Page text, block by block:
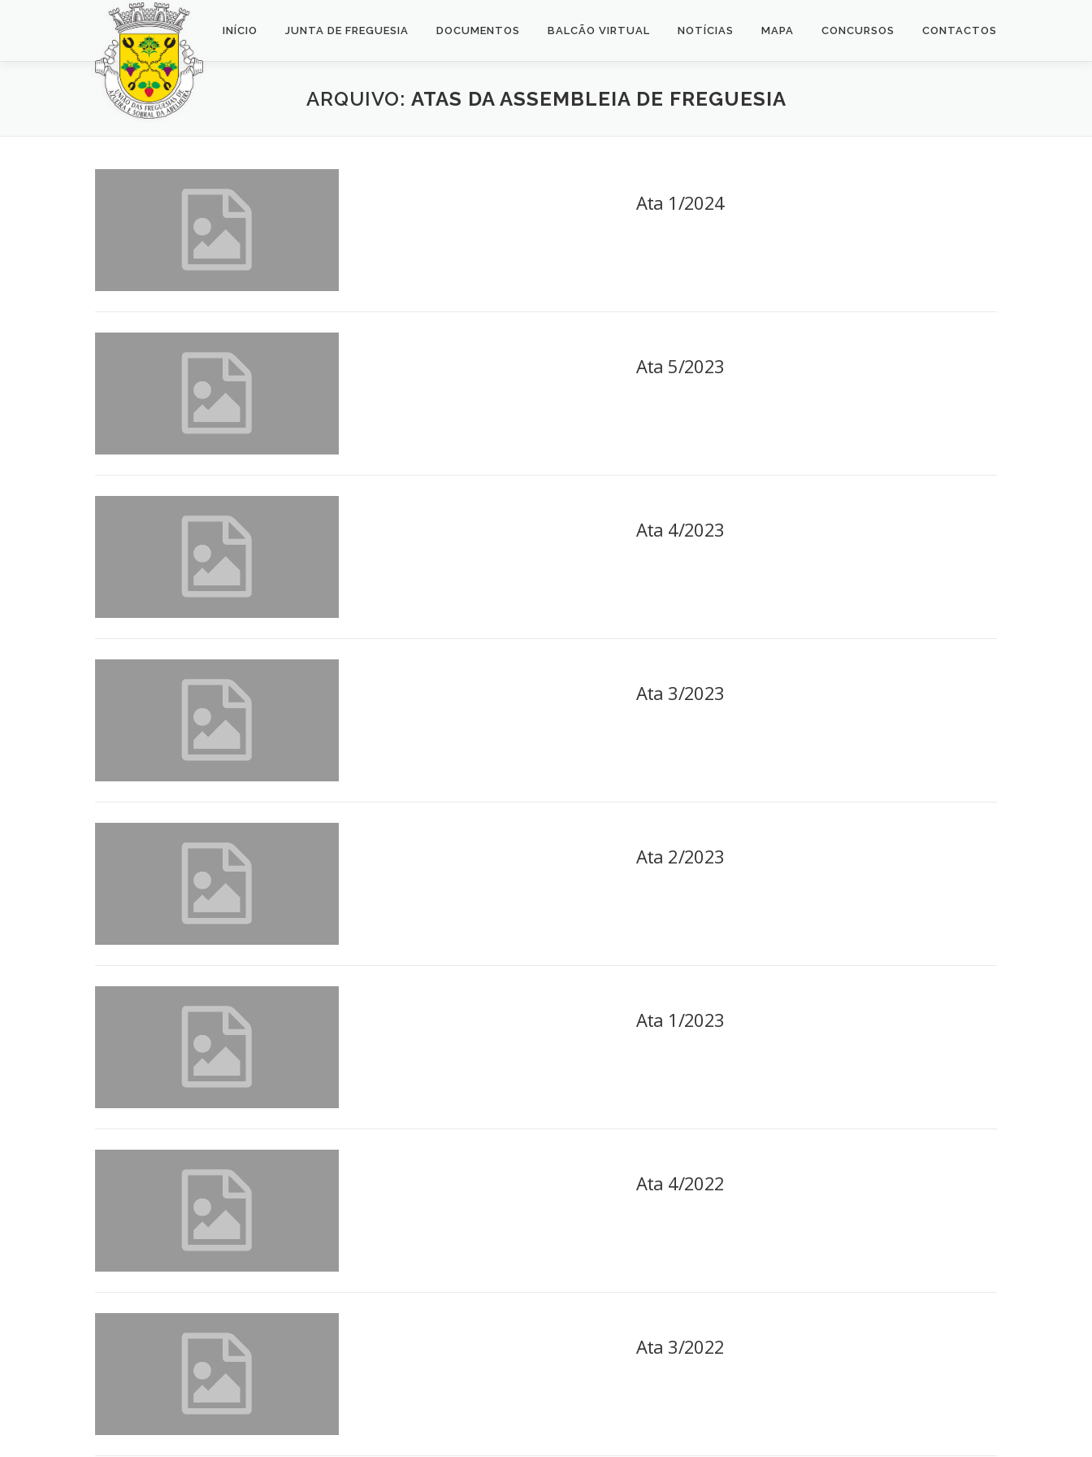
INÍCIO JUNTA DE FREGUESIA DOCUMENTOS BALCÃO VIRTUAL NOTÍCIAS MAPA CONCURSOS CONTACTOS
ARQUIVO: ATAS DA ASSEMBLEIA DE FREGUESIA
Ata 1/2024
Ata 5/2023
Ata 4/2023
Ata 3/2023
Ata 2/2023
Ata 1/2023
Ata 4/2022
Ata 3/2022